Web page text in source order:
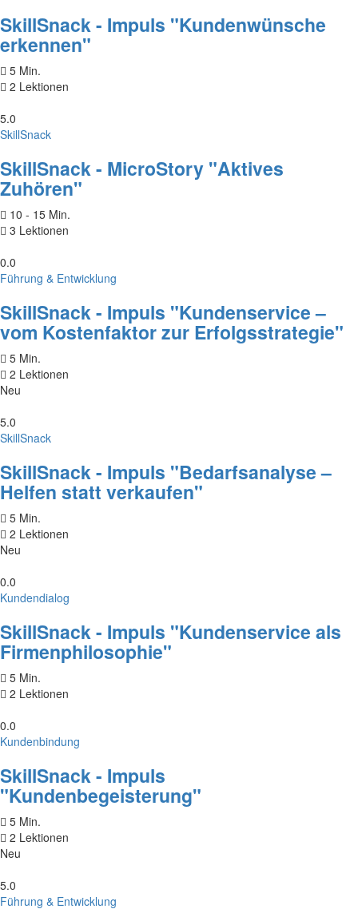
SkillSnack - Impuls "Kundenwünsche
erkennen"
5 Min.
2 Lektionen
5.0
SkillSnack
SkillSnack - MicroStory "Aktives
Zuhören"
10 - 15 Min.
3 Lektionen
0.0
Führung & Entwicklung
SkillSnack - Impuls "Kundenservice –
vom Kostenfaktor zur Erfolgsstrategie"
5 Min.
2 Lektionen
Neu
5.0
SkillSnack
SkillSnack - Impuls "Bedarfsanalyse –
Helfen statt verkaufen"
5 Min.
2 Lektionen
Neu
0.0
Kundendialog
SkillSnack - Impuls "Kundenservice als
Firmenphilosophie"
5 Min.
2 Lektionen
0.0
Kundenbindung
SkillSnack - Impuls
"Kundenbegeisterung"
5 Min.
2 Lektionen
Neu
5.0
Führung & Entwicklung